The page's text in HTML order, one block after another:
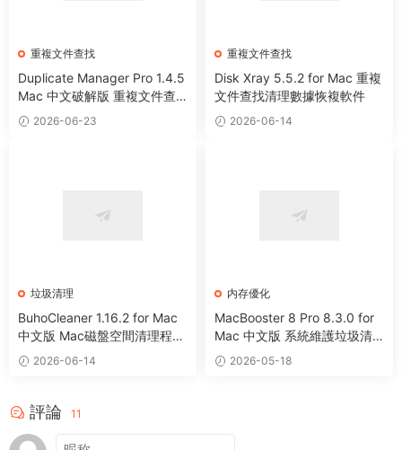
重複文件查找
Duplicate Manager Pro 1.4.5
Mac 中文破解版 重複文件查
找清理工具
2026-06-23
重複文件查找
Disk Xray 5.5.2 for Mac 重複
文件查找清理數據恢複軟件
2026-06-14
垃圾清理
BuhoCleaner 1.16.2 for Mac
中文版 Mac磁盤空間清理程序
卸載系統優化工具
2026-06-14
内存優化
MacBooster 8 Pro 8.3.0 for
Mac 中文版 系統維護垃圾清
理病毒掃描工具
2026-05-18
評論 11